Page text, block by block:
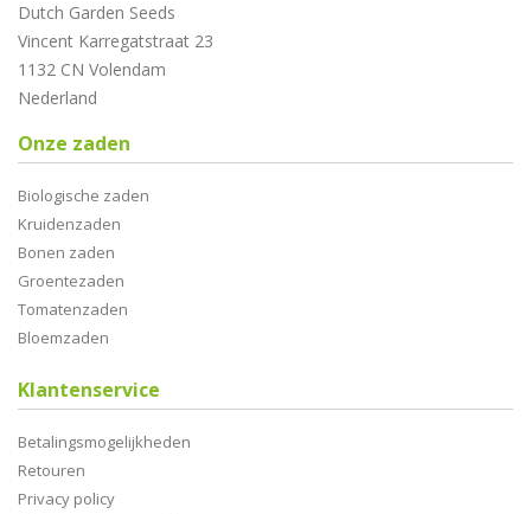
Dutch Garden Seeds
Vincent Karregatstraat 23
1132 CN Volendam
Nederland
Onze zaden
Biologische zaden
Kruidenzaden
Bonen zaden
Groentezaden
Tomatenzaden
Bloemzaden
Klantenservice
Betalingsmogelijkheden
Retouren
Privacy policy